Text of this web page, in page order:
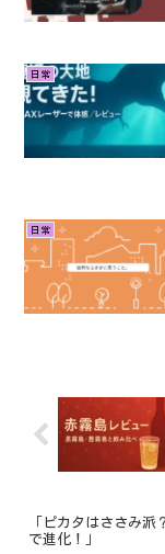
日常
日常
「ピカタはささみ派
で進化！」